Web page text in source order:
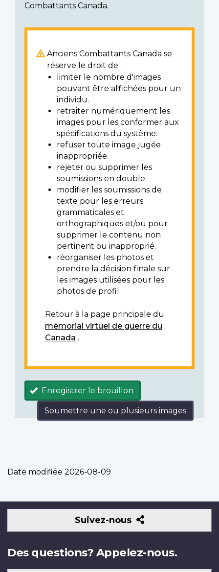
Combattants Canada.
Anciens Combattants Canada se
réserve le droit de :
limiter le nombre d'images
pouvant être affichées pour un
individu.
retraiter numériquement les
images pour les conformer aux
spécifications du système.
refuser toute image jugée
inappropriée.
rejeter ou supprimer les
soumissions en double.
modifier les soumissions de
texte pour les erreurs
grammaticales et
orthographiques et/ou pour
supprimer le contenu non
pertinent ou inapproprié.
réorganiser les photos et
prendre la décision finale sur
les images utilisées pour les
photos de profil.
Retour à la page principale du
mémorial virtuel de guerre du
Canada .
Enregistrer le brouillon
Soumettre une ou plusieurs images
Date modifiée 2026-08-09
Suivez-nous
Suivez-
nous
Des questions? Appelez-nous.